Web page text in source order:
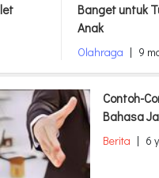
Banget untuk
Anak
Olahraga | 9
Contoh-
Bahasa
Berita | 6